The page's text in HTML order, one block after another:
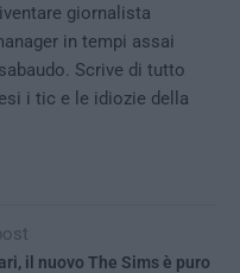
giornalista
in tempi assai
Scrive di tutto
i tic e le idiozie della
il nuovo The Sims è puro